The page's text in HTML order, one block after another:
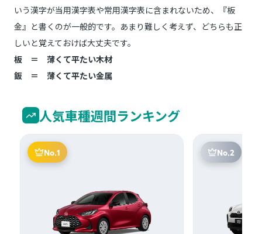
いう漢字が当用漢字表や常用漢字表に含まれないため、『板
金』と書くのが一般的です。あまり難しく考えず、どちらも正
しいと覚えておけば大丈夫です。
板 ＝ 薄くて平たい木材
鈑 ＝ 薄くて平たい金属